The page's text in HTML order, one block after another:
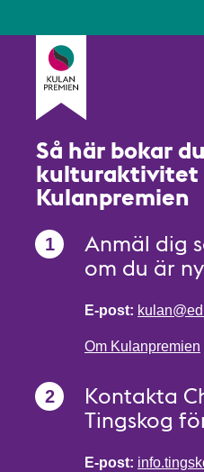
Så här bokar
kulturaktivitet
Kulanpremien
Anmäl dig
om du är
E-post:
Om Kulanpremien
Kontakta
Tingskog
E-post: